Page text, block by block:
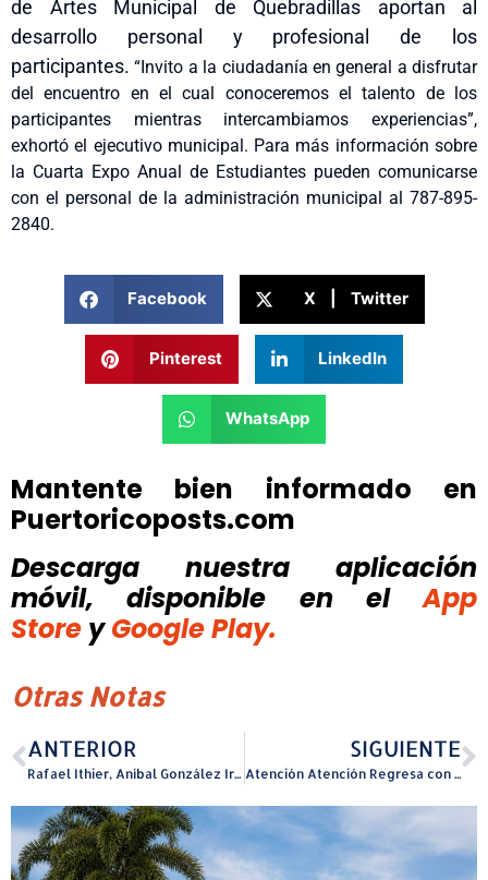
de ArtesMunicipal de Quebradillas aportan al
desarrollo personal y profesional de los
participantes. “Invito a la ciudadanía en general a disfrutar
del encuentro en el cual conoceremos el talento de los
participantes mientras intercambiamos experiencias”,
exhortó el ejecutivo municipal. Para más información sobre
la Cuarta Expo Anual de Estudiantes pueden comunicarse
con el personal de la administración municipal al 787-895-
2840.
Facebook X | Twitter
Pinterest LinkedIn
WhatsApp
Mantente bien informado en
Puertoricoposts.com
Descarga nuestra aplicación
móvil, disponible
en el
App
Store y Google Play.
Otras Notas
ANTERIOR
Rafael Ithier, Aníbal González Irizarry e Hiram Bithorn, encabezan la Clase 2025 del Salón de la Fama del Veterano Puertorriqueño
SIGUIENTE
Atención Atención Regresa con Experiencia Inmersiva Navideña